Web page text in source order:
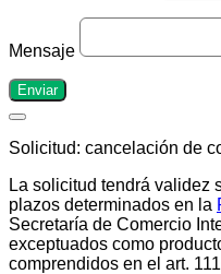
Mensaje
Enviar
Solicitud: cancelación de
La solicitud tendrá validez
plazos determinados en la
Secretaría de Comercio
exceptuados como
comprendidos en el art.